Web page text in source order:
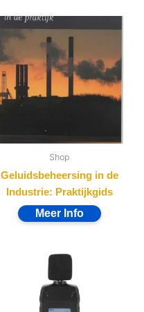
Shop
Geluidsbeheersing in de
Industrie: Praktijkgids